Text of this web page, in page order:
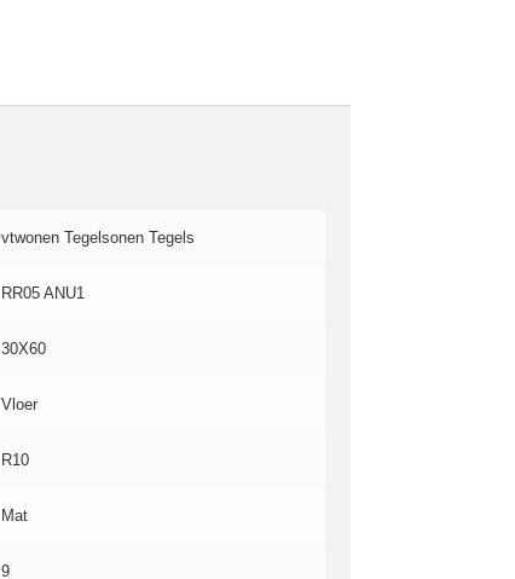
vtwonen Tegelsonen Tegels
RR05 ANU1
30X60
Vloer
R10
Mat
9